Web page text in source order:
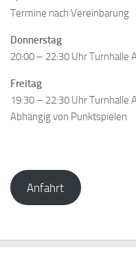
Termine nach Vereinbarung
Donnerstag
20:00 – 22:30 Uhr Turnhalle
Freitag
19:30 – 22:30 Uhr Turnhalle
Abhängig von Punktspielen
Anfahrt